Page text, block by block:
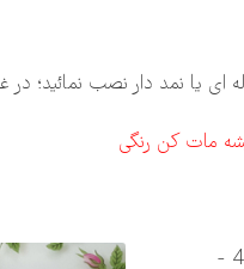
ای یا نمد دار نصب
مات کن رنگی